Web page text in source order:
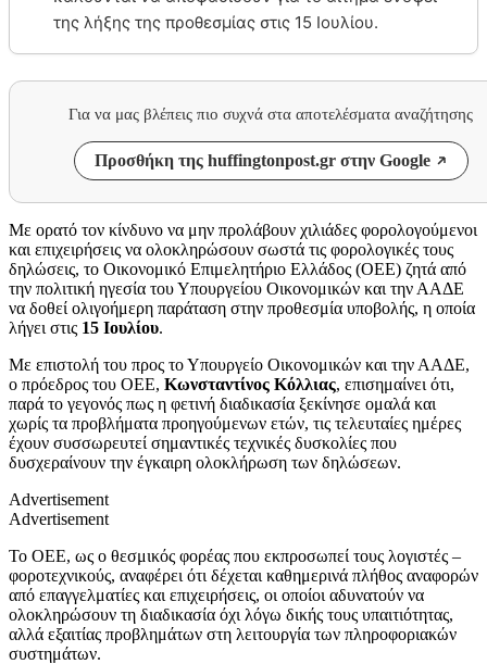
της λήξης της προθεσμίας στις 15 Ιουλίου.
Για να μας βλέπεις πιο συχνά στα αποτελέσματα αναζήτησης
Προσθήκη της huffingtonpost.gr στην Google
Με ορατό τον κίνδυνο να μην προλάβουν χιλιάδες φορολογούμενοι
και επιχειρήσεις να ολοκληρώσουν σωστά τις φορολογικές τους
δηλώσεις, το Οικονομικό Επιμελητήριο Ελλάδος (ΟΕΕ) ζητά από
την πολιτική ηγεσία του Υπουργείου Οικονομικών και την ΑΑΔΕ
να δοθεί ολιγοήμερη παράταση στην προθεσμία υποβολής, η οποία
λήγει στις 15 Ιουλίου.
Με επιστολή του προς το Υπουργείο Οικονομικών και την ΑΑΔΕ,
ο πρόεδρος του ΟΕΕ, Κωνσταντίνος Κόλλιας, επισημαίνει ότι,
παρά το γεγονός πως η φετινή διαδικασία ξεκίνησε ομαλά και
χωρίς τα προβλήματα προηγούμενων ετών, τις τελευταίες ημέρες
έχουν συσσωρευτεί σημαντικές τεχνικές δυσκολίες που
δυσχεραίνουν την έγκαιρη ολοκλήρωση των δηλώσεων.
Advertisement
Advertisement
Το ΟΕΕ, ως ο θεσμικός φορέας που εκπροσωπεί τους λογιστές –
φοροτεχνικούς, αναφέρει ότι δέχεται καθημερινά πλήθος αναφορών
από επαγγελματίες και επιχειρήσεις, οι οποίοι αδυνατούν να
ολοκληρώσουν τη διαδικασία όχι λόγω δικής τους υπαιτιότητας,
αλλά εξαιτίας προβλημάτων στη λειτουργία των πληροφοριακών
συστημάτων.